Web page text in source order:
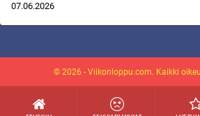
07.06.2026
© 2026 - Viikonloppu.com. Kaikki